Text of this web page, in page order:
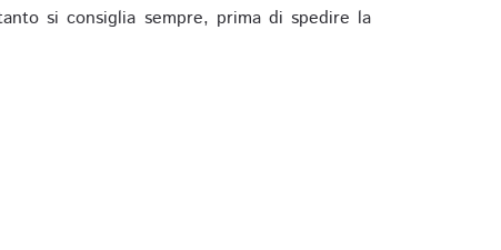
si consiglia sempre, prima di spedire la